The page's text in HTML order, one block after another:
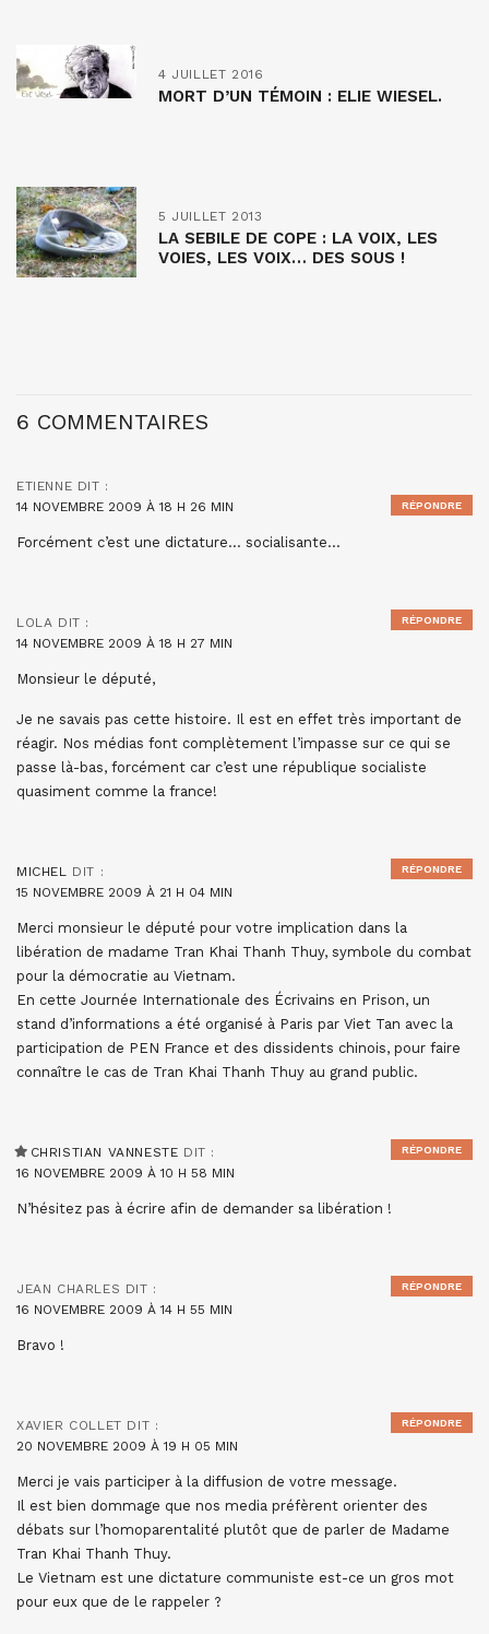
4 JUILLET 2016
MORT D’UN TÉMOIN : ELIE WIESEL.
5 JUILLET 2013
LA SEBILE DE COPE : LA VOIX, LES
VOIES, LES VOIX… DES SOUS !
6 COMMENTAIRES
ETIENNE DIT :
14 NOVEMBRE 2009 À 18 H 26 MIN
Forcément c’est une dictature… socialisante…
RÉPONDRE
LOLA DIT :
14 NOVEMBRE 2009 À 18 H 27 MIN
Monsieur le député,
Je ne savais pas cette histoire. Il est en effet très important de
réagir. Nos médias font complètement l’impasse sur ce qui se
passe là-bas, forcément car c’est une république socialiste
quasiment comme la france!
RÉPONDRE
MICHEL DIT :
15 NOVEMBRE 2009 À 21 H 04 MIN
Merci monsieur le député pour votre implication dans la
libération de madame Tran Khai Thanh Thuy, symbole du combat
pour la démocratie au Vietnam.
En cette Journée Internationale des Écrivains en Prison, un
stand d’informations a été organisé à Paris par Viet Tan avec la
participation de PEN France et des dissidents chinois, pour faire
connaître le cas de Tran Khai Thanh Thuy au grand public.
RÉPONDRE
CHRISTIAN VANNESTE DIT :
16 NOVEMBRE 2009 À 10 H 58 MIN
N’hésitez pas à écrire afin de demander sa libération !
RÉPONDRE
JEAN CHARLES DIT :
16 NOVEMBRE 2009 À 14 H 55 MIN
Bravo !
RÉPONDRE
XAVIER COLLET DIT :
20 NOVEMBRE 2009 À 19 H 05 MIN
Merci je vais participer à la diffusion de votre message.
Il est bien dommage que nos media préfèrent orienter des
débats sur l’homoparentalité plutôt que de parler de Madame
Tran Khai Thanh Thuy.
Le Vietnam est une dictature communiste est-ce un gros mot
pour eux que de le rappeler ?
RÉPONDRE